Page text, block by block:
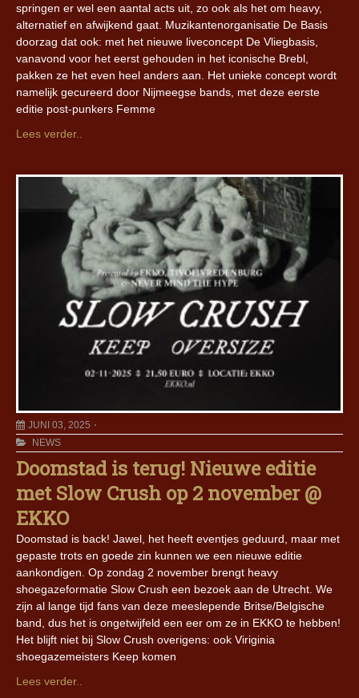
springen er wel een aantal acts uit, zo ook als het om heavy,
alternatief en afwijkend gaat. Muzikantenorganisatie De Basis
doorzag dat ook: met het nieuwe liveconcept De Vliegbasis,
vanavond voor het eerst gehouden in het iconische Brebl,
pakken ze het even heel anders aan. Het unieke concept wordt
namelijk gecureerd door Nijmeegse bands, met deze eerste
editie post-punkers Femme
Lees verder..
JUNI 03, 2025
NEWS
Doomstad is terug! Nieuwe editie
met Slow Crush op 2 november @
EKKO
Doomstad is back! Jawel, het heeft eventjes geduurd, maar met
gepaste trots en goede zin kunnen we een nieuwe editie
aankondigen. Op zondag 2 november brengt heavy
shoegazeformatie Slow Crush een bezoek aan de Utrecht. We
zijn al lange tijd fans van deze meeslepende Britse/Belgische
band, dus het is ongetwijfeld een eer om ze in EKKO te hebben!
Het blijft niet bij Slow Crush overigens: ook Viriginia
shoegazemeisters Keep komen
Lees verder..